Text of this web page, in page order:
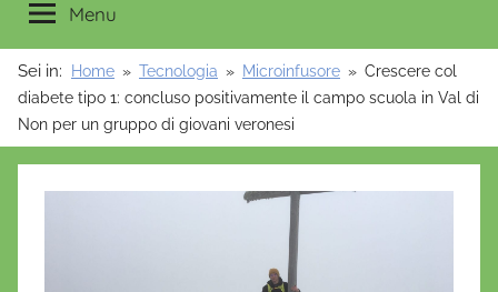
Menu
Sei in: Home Tecnologia Microinfusore
Crescere col
diabete tipo 1: concluso positivamente il campo scuola in Val di
Non per un gruppo di giovani veronesi